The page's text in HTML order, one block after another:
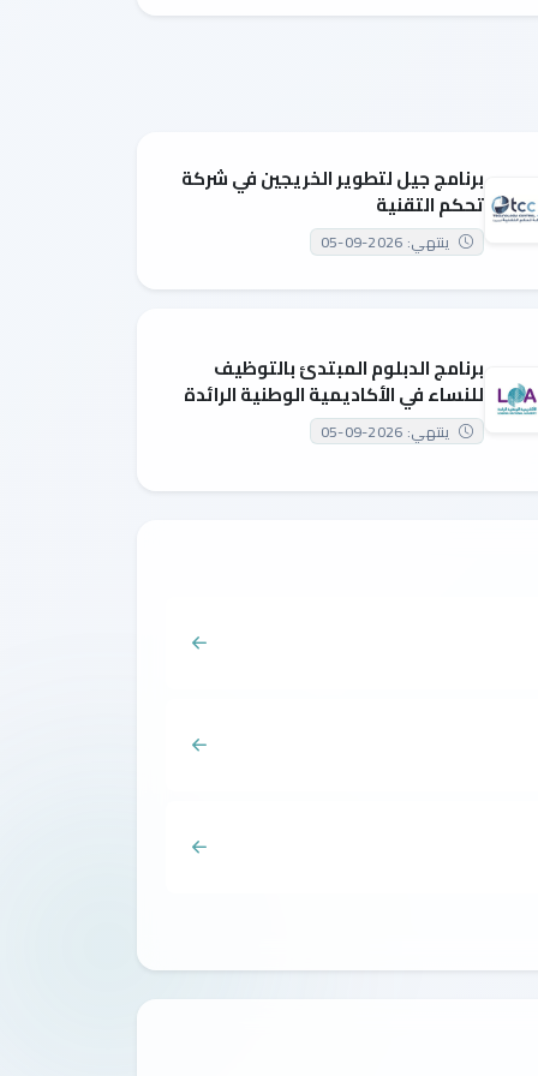
برنامج جيل لتطوير الخريجين في شركة
تحكم التقنية
ينتهي: 2026-09-05
برنامج الدبلوم المبتدئ بالتوظيف
للنساء في الأكاديمية الوطنية الرائدة
ينتهي: 2026-09-05